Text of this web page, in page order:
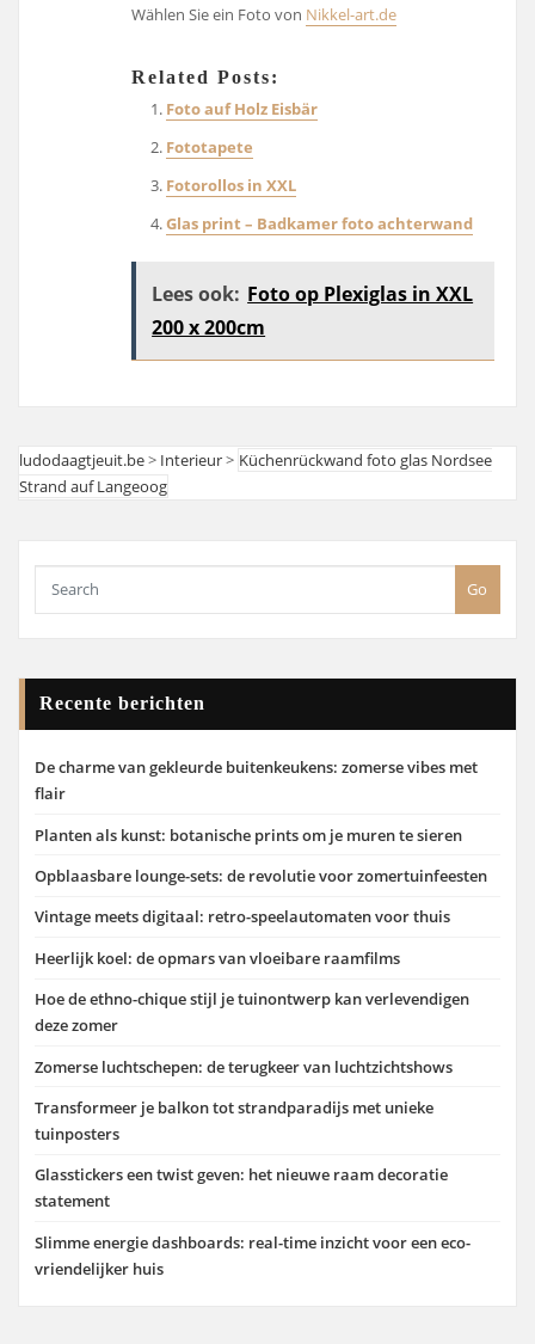
Wählen Sie ein Foto von Nikkel-art.de
Related Posts:
Foto auf Holz Eisbär
Fototapete
Fotorollos in XXL
Glas print – Badkamer foto achterwand
Lees ook: Foto op Plexiglas in XXL
200 x 200cm
ludodaagtjeuit.be> Interieur> Küchenrückwand foto glas Nordsee
Strand auf Langeoog
Go
Recente berichten
De charme van gekleurde buitenkeukens: zomerse vibes met
flair
Planten als kunst: botanische prints om je muren te sieren
Opblaasbare lounge-sets: de revolutie voor zomertuinfeesten
Vintage meets digitaal: retro-speelautomaten voor thuis
Heerlijk koel: de opmars van vloeibare raamfilms
Hoe de ethno-chique stijl je tuinontwerp kan verlevendigen
deze zomer
Zomerse luchtschepen: de terugkeer van luchtzichtshows
Transformeer je balkon tot strandparadijs met unieke
tuinposters
Glasstickers een twist geven: het nieuwe raam decoratie
statement
Slimme energie dashboards: real-time inzicht voor een eco-
vriendelijker huis